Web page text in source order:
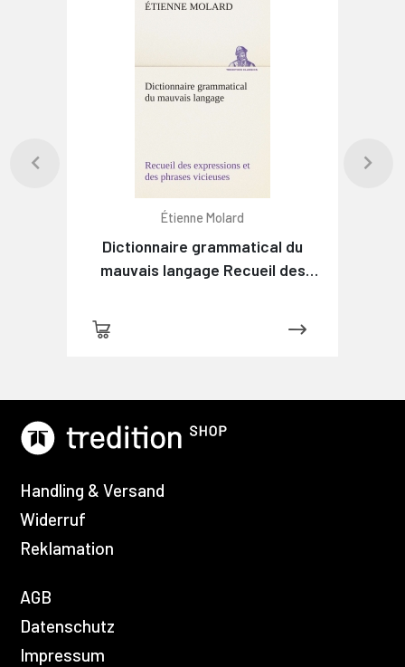
Étienne Molard
Dictionnaire grammatical du
mauvais langage Recueil des
vicieuses usitées en France, et
Handling & Versand
Widerruf
Reklamation
AGB
Datenschutz
Impressum